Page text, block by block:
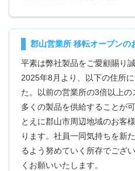
郡山営業所 移転オープンの
平素は弊社製品をご愛顧賜り
2025年8月より、以下の住所
た。以前の営業所の3倍以上
多くの製品を供給することが
とえに郡山市周辺地域のお客
ります。社員一同気持ちを新
るよう努めていく所存でござ
くお願いいたします。